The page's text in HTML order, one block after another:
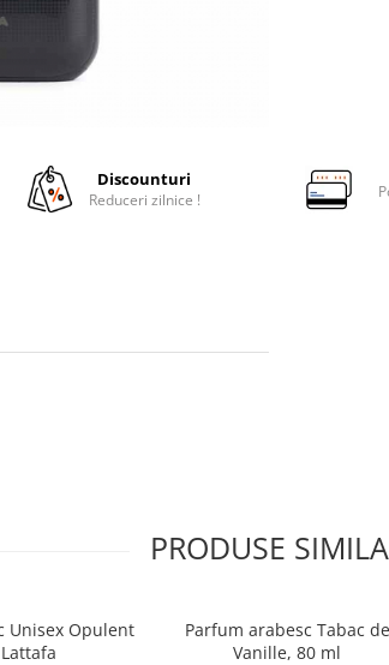
Discounturi
Reduceri zilnice !
PRODUSE
Unisex Opulent
Parfum arabesc Tabac de
Vanille, 80 ml